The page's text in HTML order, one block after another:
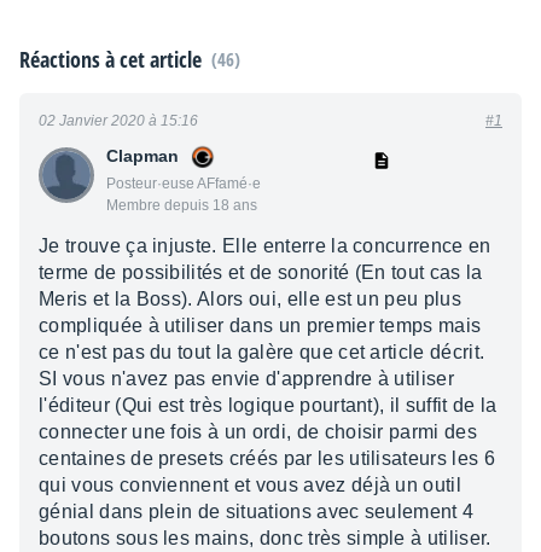
Réactions à cet article (46)
Clapman
Posteur·euse AFfamé·e
Membre depuis 18 ans
02 Janvier 2020 à 15:16 #1
Je trouve ça injuste. Elle enterre la concurrence en
terme de possibilités et de sonorité (En tout cas la
Meris et la Boss). Alors oui, elle est un peu plus
compliquée à utiliser dans un premier temps mais
ce n'est pas du tout la galère que cet article décrit.
SI vous n'avez pas envie d'apprendre à utiliser
l'éditeur (Qui est très logique pourtant), il suffit de la
connecter une fois à un ordi, de choisir parmi des
centaines de presets créés par les utilisateurs les 6
qui vous conviennent et vous avez déjà un outil
génial dans plein de situations avec seulement 4
boutons sous les mains, donc très simple à utiliser.